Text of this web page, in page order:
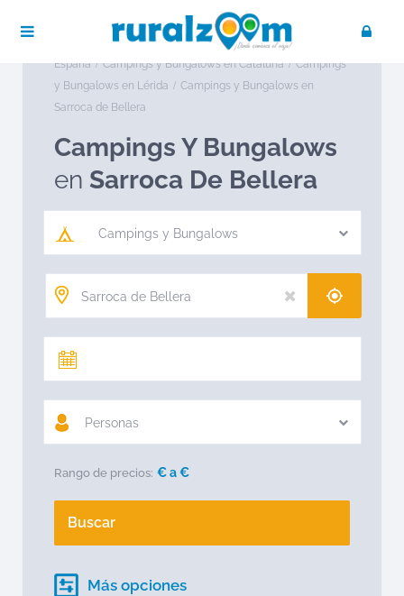
Campings y Bungalows en
España
Campings y Bungalows en Cataluña
Campings
y Bungalows en Lérida
Campings y Bungalows en
Sarroca de Bellera
Campings Y Bungalows
en Sarroca De Bellera
Campings y Bungalows
Personas
Rango de precios: € a€
Buscar
Más opciones